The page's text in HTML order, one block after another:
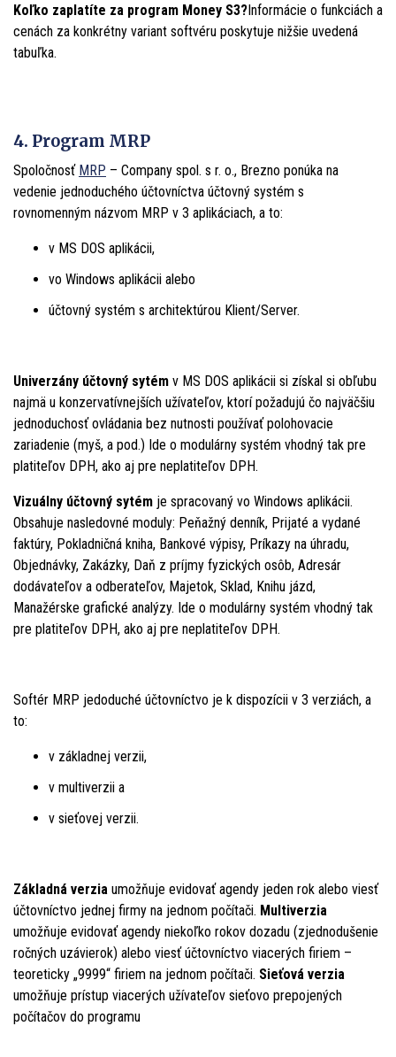
Koľko zaplatíte za program Money S3?Informácie o funkciách a
cenách za konkrétny variant softvéru poskytuje nižšie uvedená
tabuľka.
4. Program MRP
Spoločnosť MRP – Company spol. s r. o., Brezno ponúka na
vedenie jednoduchého účtovníctva účtovný systém s
rovnomenným názvom MRP v 3 aplikáciach, a to:
v MS DOS aplikácii,
vo Windows aplikácii alebo
účtovný systém s architektúrou Klient/Server.
Univerzány účtovný sytém v MS DOS aplikácii si získal si obľubu
najmä u konzervatívnejších užívateľov, ktorí požadujú čo najväčšiu
jednoduchosť ovládania bez nutnosti používať polohovacie
zariadenie (myš, a pod.) Ide o modulárny systém vhodný tak pre
platiteľov DPH, ako aj pre neplatiteľov DPH.
Vizuálny účtovný sytém je spracovaný vo Windows aplikácii.
Obsahuje nasledovné moduly: Peňažný denník, Prijaté a vydané
faktúry, Pokladničná kniha, Bankové výpisy, Príkazy na úhradu,
Objednávky, Zakázky, Daň z príjmy fyzických osôb, Adresár
dodávateľov a odberateľov, Majetok, Sklad, Knihu jázd,
Manažérske grafické analýzy. Ide o modulárny systém vhodný tak
pre platiteľov DPH, ako aj pre neplatiteľov DPH.
Softér MRP jedoduché účtovníctvo je k dispozícii v 3 verziách, a
to:
v základnej verzii,
v multiverzii a
v sieťovej verzii.
Základná verzia umožňuje evidovať agendy jeden rok alebo viesť
účtovníctvo jednej firmy na jednom počítači. Multiverzia
umožňuje evidovať agendy niekoľko rokov dozadu (zjednodušenie
ročných uzávierok) alebo viesť účtovníctvo viacerých firiem –
teoreticky „9999“ firiem na jednom počítači. Sieťová verzia
umožňuje prístup viacerých užívateľov sieťovo prepojených
počítačov do programu